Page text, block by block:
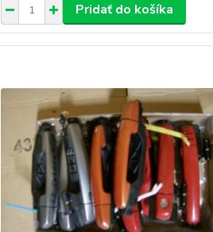
Pridať do košíka